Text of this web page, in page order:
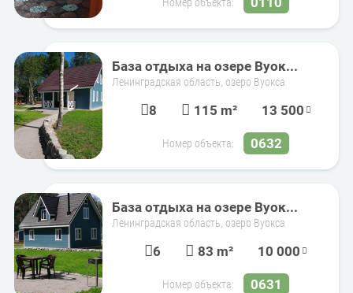
База отдыха на озере Вуок...
Ленинградская область, озеро Вуокса
8 115 m² 13 500
Номер объекта: 0632
База отдыха на озере Вуок...
Ленинградская область, озеро Вуокса
6 83 m² 10 000
Номер объекта: 0631